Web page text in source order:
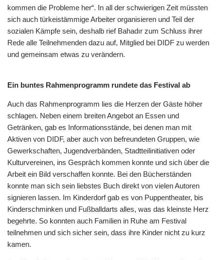
kommen die Probleme her“. In all der schwierigen Zeit müssten
sich auch türkeistämmige Arbeiter organisieren und Teil der
sozialen Kämpfe sein, deshalb rief Bahadır zum Schluss ihrer
Rede alle Teilnehmenden dazu auf, Mitglied bei DIDF zu werden
und gemeinsam etwas zu verändern.
Ein buntes Rahmenprogramm rundete das Festival ab
Auch das Rahmenprogramm lies die Herzen der Gäste höher
schlagen. Neben einem breiten Angebot an Essen und
Getränken, gab es Informationsstände, bei denen man mit
Aktiven von DIDF, aber auch von befreundeten Gruppen, wie
Gewerkschaften, Jugendverbänden, Stadtteilinitiativen oder
Kulturvereinen, ins Gespräch kommen konnte und sich über die
Arbeit ein Bild verschaffen konnte. Bei den Bücherständen
konnte man sich sein liebstes Buch direkt von vielen Autoren
signieren lassen. Im Kinderdorf gab es von Puppentheater, bis
Kinderschminken und Fußballdarts alles, was das kleinste Herz
begehrte. So konnten auch Familien in Ruhe am Festival
teilnehmen und sich sicher sein, dass ihre Kinder nicht zu kurz
kamen.